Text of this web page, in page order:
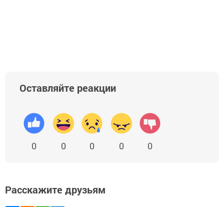
Оставляйте реакции
0 0 0 0 0
Расскажите друзьям